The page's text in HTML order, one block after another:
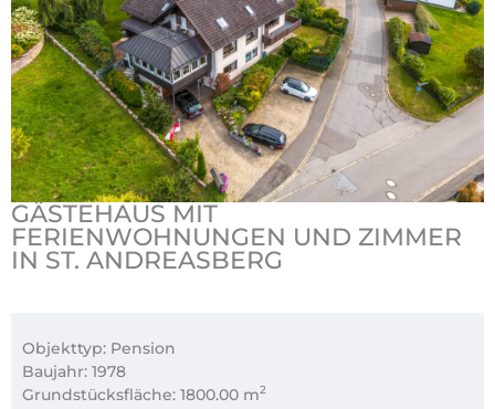
GÄSTEHAUS MIT
FERIENWOHNUNGEN UND ZIMMER
IN ST. ANDREASBERG
Objekttyp: Pension
Baujahr: 1978
Grundstücksfläche: 1800.00 m2